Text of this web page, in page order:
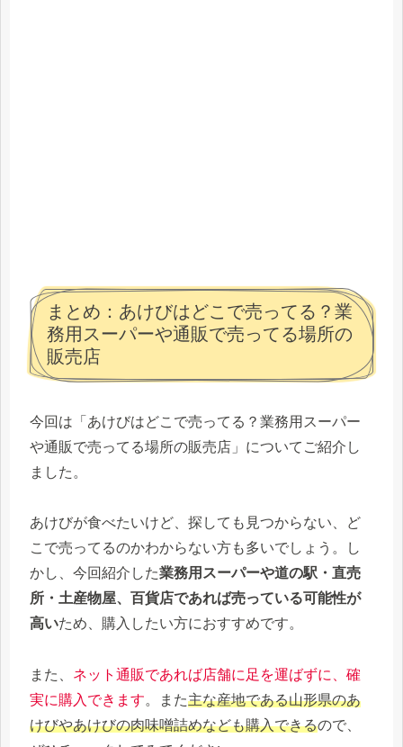
まとめ：あけびはどこで売ってる？業
務用スーパーや通販で売ってる場所の
販売店
今回は「あけびはどこで売ってる？業務用スーパー
や通販で売ってる場所の販売店」についてご紹介し
ました。
あけびが食べたいけど、探しても見つからない、ど
こで売ってるのかわからない方も多いでしょう。し
かし、今回紹介した業務用スーパーや道の駅・直売
所・土産物屋、百貨店であれば売っている可能性が
高いため、購入したい方におすすめです。
また、 ネット通販であれば店舗に足を運ばずに、確
実に購入できます。また主な産地である山形県のあ
けびやあけびの肉味噌詰めなども購入できるので、